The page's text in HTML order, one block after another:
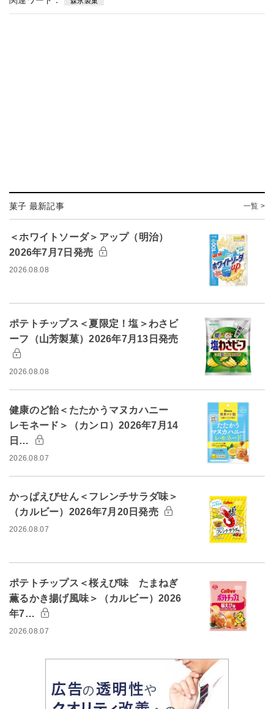
菓子 最新記事 一覧 >
＜ホワイトソーダ＞アップ（明治）
2026年7月7日発売
2026.08.08
ポテトチップス＜夏限定！塩＞わさビ
ーフ（山芳製菓）2026年7月13日発売
2026.08.08
健康のど飴＜たたかうマヌカハニー
レモネード＞（カンロ）2026年7月14
日…
2026.08.07
かっぱえびせん＜フレンチサラダ味＞
（カルビー）2026年7月20日発売
2026.08.07
ポテトチップス＜桜えび味 たまねぎ
薫るかき揚げ風味＞（カルビー）2026
年7…
2026.08.07